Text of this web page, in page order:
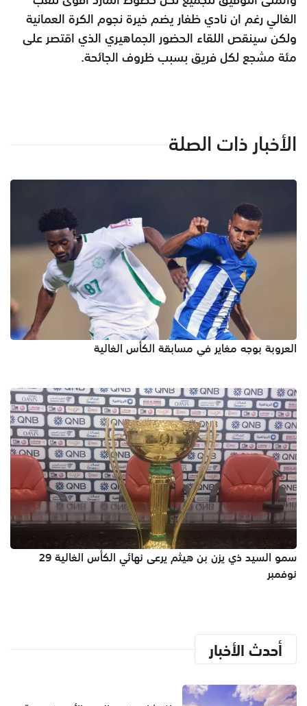
الغالي رغم ان نادي ظفار يضم خيرة نجوم الكرة العمانية
ولكن سينقص اللقاء الحضور الجماهيري الذي اقتصر على
مئة مشجع لكل فريق بسبب ظروف الجائحة.
الأخبار ذات الصلة
العروبة بوجه مغاير في مسابقة الكأس الغالية
سمو السيد ذي يزن بن هيثم يرعى نهائي الكأس الغالية 29
نوفمبر
أحدث الأخبار